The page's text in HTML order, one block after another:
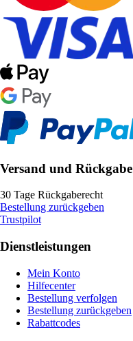
Versand und Rückgabe
30 Tage Rückgaberecht
Bestellung zurückgeben
Trustpilot
Dienstleistungen
Mein Konto
Hilfecenter
Bestellung verfolgen
Bestellung zurückgeben
Rabattcodes